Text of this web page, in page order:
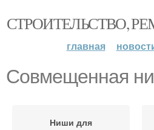
СТРОИТЕЛЬСТВО,
главная
Совмещенная
Ниши для